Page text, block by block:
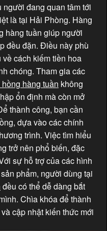
đang quan tâm tới
là tại Hải Phòng. Hàng
hàng tuần giúp người
đều đặn. Điều này phù
cách kiếm tiền hoa
chóng. Tham gia các
hàng tuần không
ổn định mà còn mở
thành công, bạn cần
dựa vào các chính
trình. Việc tìm hiểu
trở nên phổ biến, đặc
sự hỗ trợ của các hình
phẩm, người dùng tại
đều có thể dễ dàng bắt
Chìa khóa để thành
cập nhật kiến thức mới